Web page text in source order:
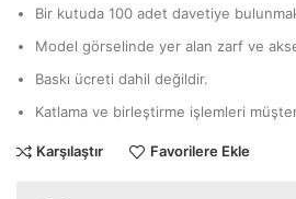
Bir kutuda 100 adet davetiye
Model görselinde yer alan zarf ve
Baskı ücreti dahil değildir.
Katlama ve birleştirme işlemleri
Karşılaştır Favorilere Ekle